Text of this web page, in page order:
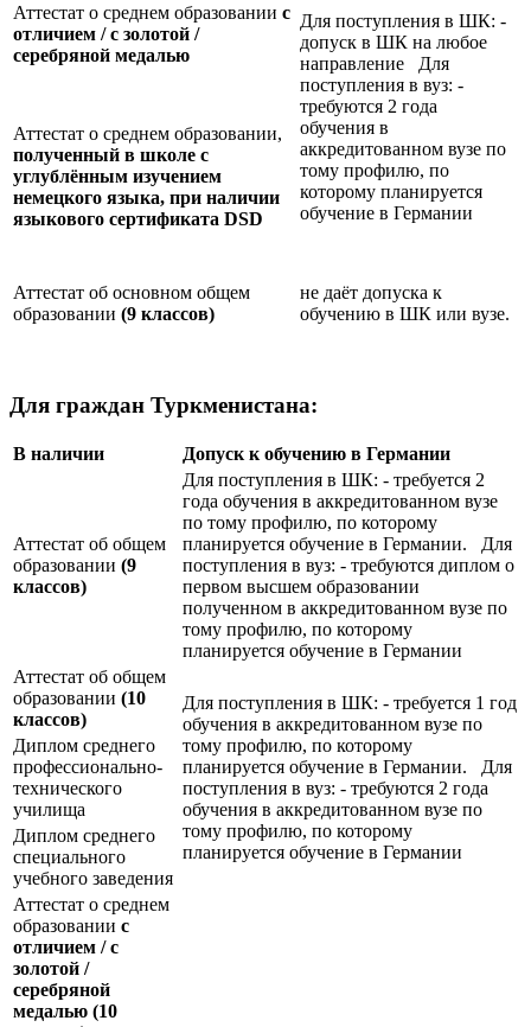
Аттестат о среднем образовании с
отличием / с золотой /
серебряной медалью
Для поступления в ШК: -
допуск в ШК на любое
направление Для
поступления в вуз: -
требуются 2 года
обучения в
аккредитованном вузе по
тому профилю, по
которому планируется
обучение в Германии
Аттестат о среднем образовании,
полученный в школе с
углублённым изучением
немецкого языка, при наличии
языкового сертификата DSD
Аттестат об основном общем
образовании (9 классов)
не даёт допуска к
обучению в ШК или вузе.
Для граждан Туркменистана:
В наличии Допуск к обучению в Германии
Аттестат об общем
образовании (9
классов)
Для поступления в ШК: - требуется 2
года обучения в аккредитованном вузе
по тому профилю, по которому
планируется обучение в Германии. Для
поступления в вуз: - требуются диплом о
первом высшем образовании
полученном в аккредитованном вузе по
тому профилю, по которому
планируется обучение в Германии
Аттестат об общем
образовании (10
классов)
Для поступления в ШК: - требуется 1 год
обучения в аккредитованном вузе по
тому профилю, по которому
планируется обучение в Германии. Для
поступления в вуз: - требуются 2 года
обучения в аккредитованном вузе по
тому профилю, по которому
планируется обучение в Германии
Диплом среднего
профессионально-
технического
училища
Диплом среднего
специального
учебного заведения
Аттестат о среднем
образовании с
отличием / с
золотой /
серебряной
медалью (10